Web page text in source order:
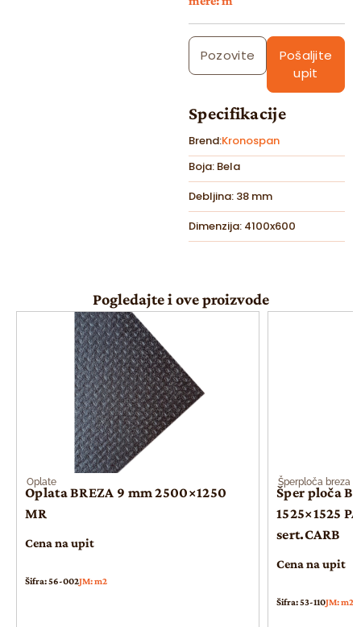
Pozovite
Pošaljite
upit
Specifikacije
Brend:Kronospan
Boja: Bela
Debljina: 38 mm
Dimenzija: 4100x600
Pogledajte i ove proizvode
Oplate
Oplata BREZA 9 mm 2500×1250
MR
Cena na upit
Šifra: 56-002JM: m2
Šperploča breza
Šper ploča
1525×1525
sert.CARB
Cena na upit
Šifra: 53-110JM: m2